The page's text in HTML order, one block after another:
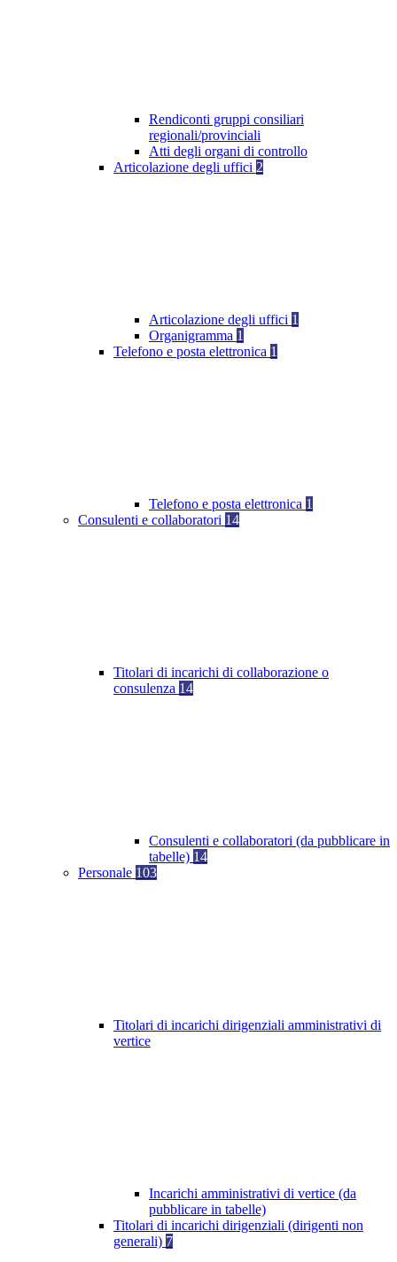
Rendiconti gruppi consiliari
regionali/provinciali
Atti degli organi di controllo
Articolazione degli uffici 2
Articolazione degli uffici 1
Organigramma 1
Telefono e posta elettronica 1
Telefono e posta elettronica 1
Consulenti e collaboratori 14
Titolari di incarichi di collaborazione o
consulenza 14
Consulenti e collaboratori (da pubblicare in
tabelle) 14
Personale 103
Titolari di incarichi dirigenziali amministrativi di
vertice
Incarichi amministrativi di vertice (da
pubblicare in tabelle)
Titolari di incarichi dirigenziali (dirigenti non
generali) 7